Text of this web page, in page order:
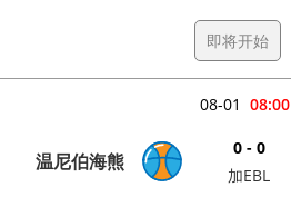
即将开始
08:00
08-01
温尼伯海熊
0 - 0
加EBL